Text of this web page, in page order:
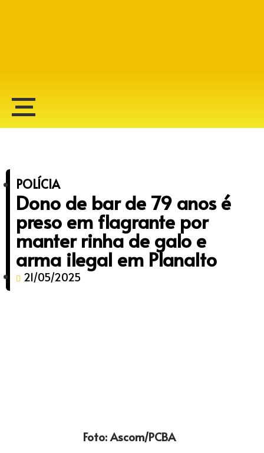
POLÍCIA
Dono de bar de 79 anos é
preso em flagrante por
manter rinha de galo e
arma ilegal em Planalto
21/05/2025
Foto: Ascom/PCBA